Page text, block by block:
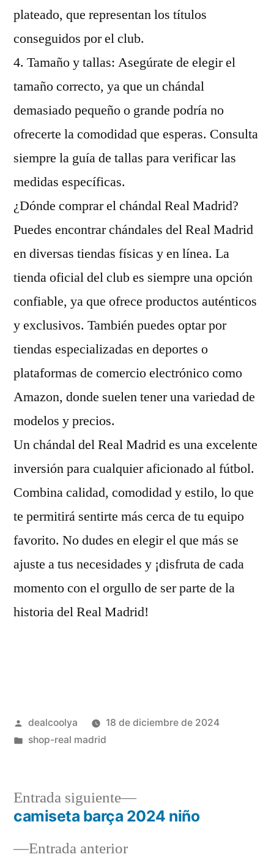
plateado, que representan los títulos
conseguidos por el club.
4. Tamaño y tallas: Asegúrate de elegir el
tamaño correcto, ya que un chándal
demasiado pequeño o grande podría no
ofrecerte la comodidad que esperas. Consulta
siempre la guía de tallas para verificar las
medidas específicas.
¿Dónde comprar el chándal Real Madrid?
Puedes encontrar chándales del Real Madrid
en diversas tiendas físicas y en línea. La
tienda oficial del club es siempre una opción
confiable, ya que ofrece productos auténticos
y exclusivos. También puedes optar por
tiendas especializadas en deportes o
plataformas de comercio electrónico como
Amazon, donde suelen tener una variedad de
modelos y precios.
Un chándal del Real Madrid es una excelente
inversión para cualquier aficionado al fútbol.
Combina calidad, comodidad y estilo, lo que
te permitirá sentirte más cerca de tu equipo
favorito. No dudes en elegir el que más se
ajuste a tus necesidades y ¡disfruta de cada
momento con el orgullo de ser parte de la
historia del Real Madrid!
Publicado
por
dealcoolya
18 de diciembre de 2024
Publicado
shop-real madrid
Navegación
Entrada anteriorEntrada
Entrada siguiente
Entrada
siguiente:
camiseta barça 2024 niño